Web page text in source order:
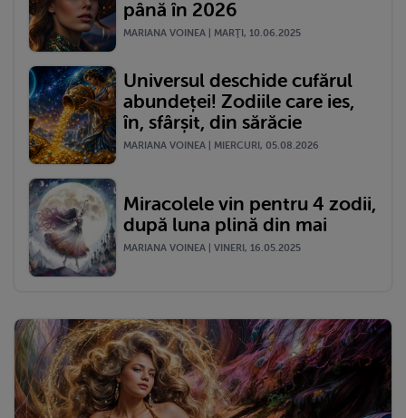
până în 2026
MARIANA VOINEA | MARŢI, 10.06.2025
Universul deschide cufărul
abundeței! Zodiile care ies,
în, sfârșit, din sărăcie
MARIANA VOINEA | MIERCURI, 05.08.2026
Miracolele vin pentru 4 zodii,
după luna plină din mai
MARIANA VOINEA | VINERI, 16.05.2025